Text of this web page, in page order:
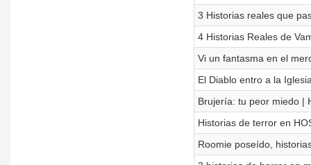
3 Historias reales que
4 Historias Reales de
Vi un fantasma en el
El Diablo entro a la
Brujería: tu peor miedo |
Historias de terror en
Roomie poseído,